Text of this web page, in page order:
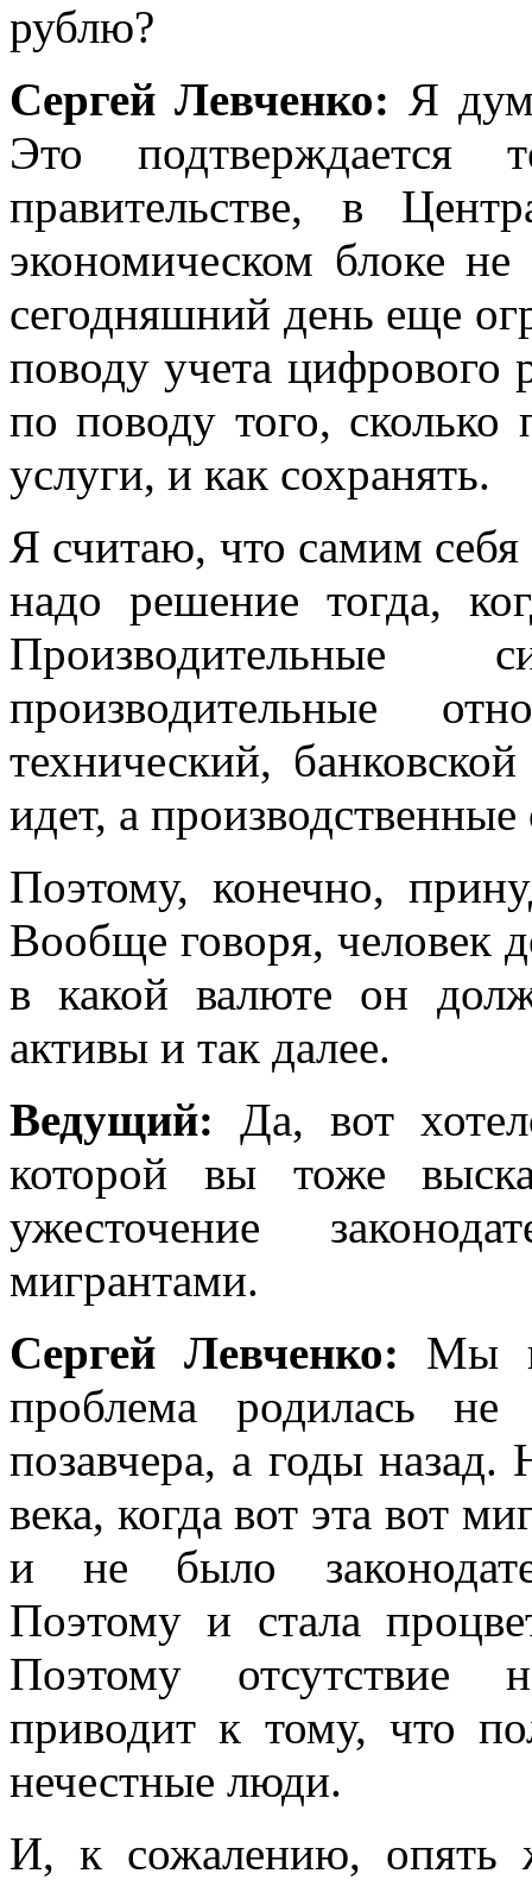
рублю?
Сергей Левченко: Я
Это
правительстве, в
экономическом блоке
сегодняшний день еще
поводу учета цифрового
по поводу того, сколько
услуги, и как сохранять.
Я считаю, что самим
надо решение тогда,
производительные
технический,
идет, а
Поэтому, конечно,
Вообще говоря, человек
в какой валюте он
активы и так далее.
Ведущий: Да, вот
которой вы тоже
ужесточение
мигрантами.
Сергей Левченко: Мы
проблема родилась
позавчера, а годы
века, когда вот эта вот
и не было
Поэтому и стала
Поэтому отсутствие
приводит к тому, что
нечестные люди.
И, к сожалению, опять